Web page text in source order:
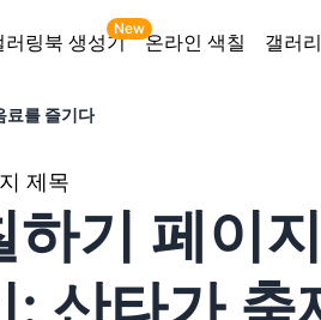
러링북 생성기
New
온라인 색칠 갤러리
료를 즐기다
제목
하기 페이